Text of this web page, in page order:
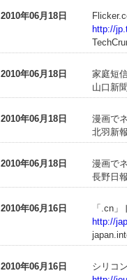
2010年06月18日
http://
2010年06月18日
家庭短
山口新
2010年06月18日
漫画で
北羽新
2010年06月18日
漫画で
長野日
2010年06月16日
「.cn
http://
2010年06月16日
シリコ